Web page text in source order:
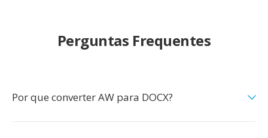
Perguntas Frequentes
Por que converter AW para DOCX?